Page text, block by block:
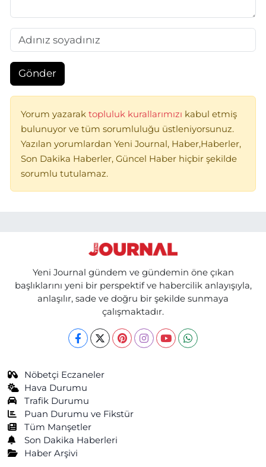
Gönder
Yorum yazarak topluluk kurallarımızı kabul etmiş
bulunuyor ve tüm sorumluluğu üstleniyorsunuz.
Yazılan yorumlardan Yeni Journal, Haber,Haberler,
Son Dakika Haberler, Güncel Haber hiçbir şekilde
sorumlu tutulamaz.
Yeni Journal gündem ve gündemin öne çıkan
başlıklarını yeni bir perspektif ve habercilik anlayışıyla,
anlaşılır, sade ve doğru bir şekilde sunmaya
çalışmaktadır.
Nöbetçi Eczaneler
Hava Durumu
Trafik Durumu
Puan Durumu ve Fikstür
Tüm Manşetler
Son Dakika Haberleri
Haber Arşivi